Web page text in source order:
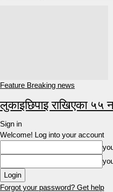
Feature Breaking news
लुकाइछिपाइ राखिएका ५५
Sign in
Welcome! Log into your account
Forgot your password? Get help